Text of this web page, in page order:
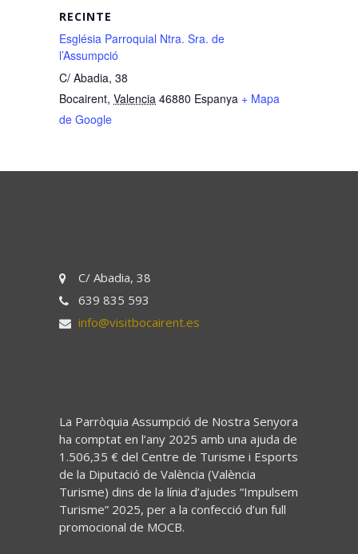
RECINTE
Església Parroquial Ntra. Sra. de
l’Assumpció
C/ Abadia, 38
Bocairent, Valencia 46880 Espanya + Mapa
de Google
C/ Abadia, 38
639 835 593
info@visitbocairent.es
La Parròquia Assumpció de Nostra Senyora
ha comptat en l’any 2025 amb una ajuda de
1.506,35 € del Centre de Turisme i Esports
de la Diputació de València (València
Turisme) dins de la línia d’ajudes “Impulsem
Turisme” 2025, per a la confecció d’un full
promocional de MOCB.